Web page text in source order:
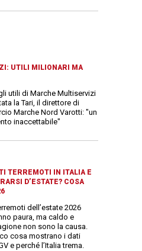
UTILI MILIONARI MA
utili di Marche Multiservizi
la Tari, il direttore di
Marche Nord Varotti: "un
inaccettabile"
TERREMOTI IN ITALIA E
D’ESTATE? COSA
dell’estate 2026
paura, ma caldo e
non sono la causa.
cosa mostrano i dati
e perché l’Italia trema.